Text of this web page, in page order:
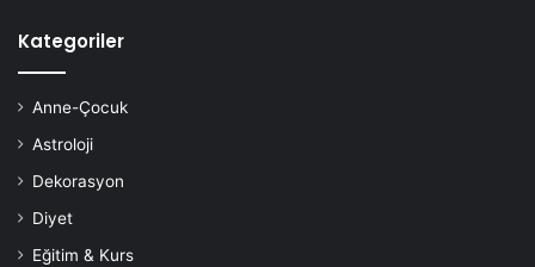
Kategoriler
Anne-Çocuk
Astroloji
Dekorasyon
Diyet
Eğitim & Kurs